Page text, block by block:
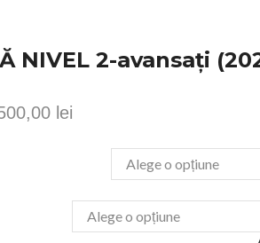
NIVEL 2-avansați
lei